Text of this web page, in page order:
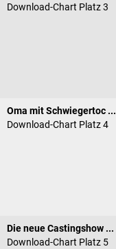
Download-Chart Platz 3
Oma mit Schwiegertoc ...
Download-Chart Platz 4
Die neue Castingshow ...
Download-Chart Platz 5